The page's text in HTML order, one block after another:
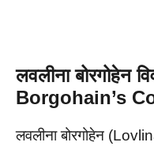
लवलीना बोरगोहेन
Borgohain’s
लवलीना बोरगोहेन